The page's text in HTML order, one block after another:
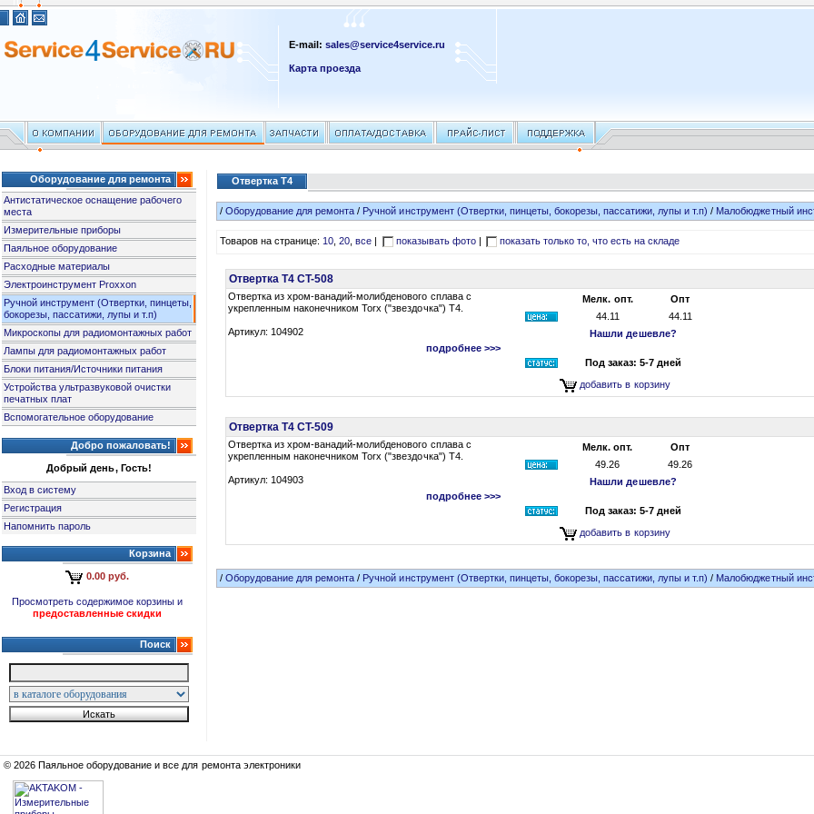
E-mail:sales@service4service.ru
Карта проезда
Оборудование для ремонта
Антистатическое оснащение рабочего
места
Измерительные приборы
Паяльное оборудование
Расходные материалы
Электроинструмент Proxxon
Ручной инструмент (Отвертки, пинцеты,
бокорезы, пассатижи, лупы и т.п)
Микроскопы для радиомонтажных работ
Лампы для радиомонтажных работ
Блоки питания/Источники питания
Устройства ультразвуковой очистки
печатных плат
Вспомогательное оборудование
Добро пожаловать!
Добрый день, Гость!
Вход в систему
Регистрация
Напомнить пароль
Корзина
0.00 руб.
Просмотреть содержимое корзины и
предоставленные скидки
Поиск
Отвертка T4
/Оборудование для ремонта / Ручной инструмент (Отвертки, пинцеты, бокорезы, пассатижи, лупы и т.п) / Малобюджетный
Товаров на странице:10,20,все показывать фото| показать только то, что есть на складе
Отвертка T4 CT-508
Отвертка из хром-ванадий-молибденового сплава с
укрепленным наконечником Torx ("звездочка") Т4.
Артикул: 104902
подробнее >>>
Мелк. опт.
Опт
44.11
44.11
Нашли дешевле?
Под заказ: 5-7 дней
добавить в корзину
Отвертка T4 CT-509
Отвертка из хром-ванадий-молибденового сплава с
укрепленным наконечником Torx ("звездочка") T4.
Артикул: 104903
подробнее >>>
Мелк. опт.
Опт
49.26
49.26
Нашли дешевле?
Под заказ: 5-7 дней
добавить в корзину
/Оборудование для ремонта / Ручной инструмент (Отвертки, пинцеты, бокорезы, пассатижи, лупы и т.п) / Малобюджетный
© 2026 Паяльное оборудование и все для ремонта электроники